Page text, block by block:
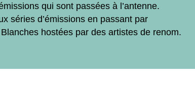
qui sont passées à l’antenne.
séries d’émissions en passant par
hostées par des artistes de renom.